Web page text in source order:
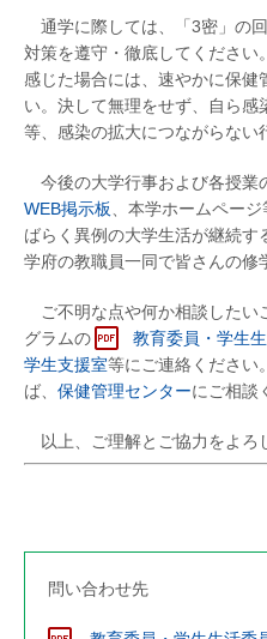
通学に際しては、「3密」の
対策を遵守・徹底してください
感じた場合には、速やかに保健
い。決して無理をせず、自ら
等、感染の拡大につながらない
今後の大学行事および各授業
WEB掲示板
、本学ホームペー
ばらく異例の大学生活が継続
学府の教職員一同で皆さんの修
ご不明な点や何か相談したい
グラムの
教育委員・学生
学生支援室等にご連絡ください
ば、 保健管理センターにご相談
以上、ご理解とご協力をよろ
問い合わせ先